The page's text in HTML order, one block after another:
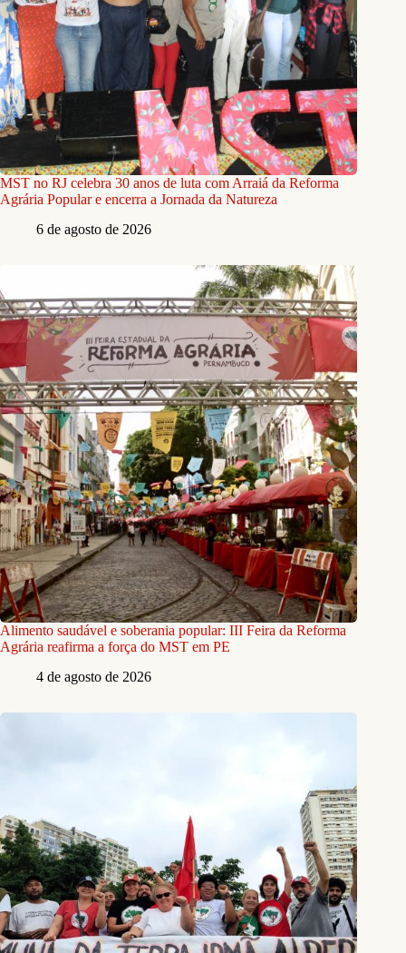
MST no RJ celebra 30 anos de luta com Arraiá da Reforma
Agrária Popular e encerra a Jornada da Natureza
6 de agosto de 2026
Alimento saudável e soberania popular: III Feira da Reforma
Agrária reafirma a força do MST em PE
4 de agosto de 2026